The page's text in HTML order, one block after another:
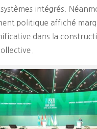
intégrés.
politique affiché
dans la